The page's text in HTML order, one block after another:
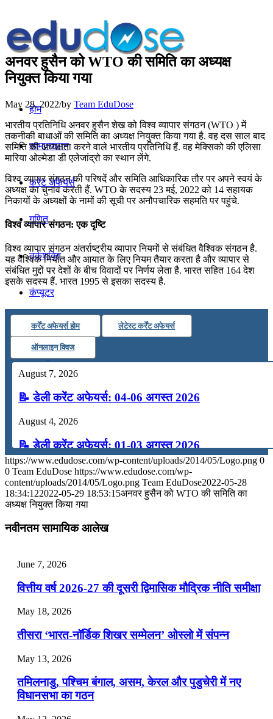
होम
सामान्यज्ञान
करेंट अफेयर्स
गणित
तर्कशक्ति
कंप्यूटर
अंग्रेजी
मॉक टेस्ट
टुडेज जीके
Menu Menu
अनवर हुसैन को WTO की समिति का अध्यक्ष
नियुक्त किया गया
May 28, 2022/by Team EduDose
भारतीय प्रतिनिधि अनवर हुसैन शेख को विश्व व्यापार संगठन (WTO ) में
तकनीकी बाधाओं की समिति का अध्यक्ष नियुक्त किया गया है. वह दस साल बाद
समिति की अध्यक्षता करने वाले भारतीय प्रतिनिधि हैं. वह मेक्सिको की एलिसा
मारिया ओल्मेडा डी एलेजांद्रो का स्थान लेंगे.
विश्व व्यापार संगठन की परिषदें और समिति आधिकारिक तौर पर अपने स्वयं के
अध्यक्ष का चुनाव करती हैं. WTO के सदस्य 23 मई, 2022 को 14 सहायक
निकायों के अध्यक्षों के नामों की सूची पर अनौपचारिक सहमति पर पहुंचे.
विश्व व्यापार संगठन: एक दृष्टि
विश्व व्यापार संगठन अंतर्राष्ट्रीय व्यापार नियमों से संबंधित वैश्विक संगठन है.
यह वैश्विक निर्यात और आयात के लिए नियम तैयार करता है और व्यापार से
संबंधित मुद्दों पर देशों के बीच विवादों पर निर्णय लेता है. भारत सहित 164 देश
इसके सदस्य हैं. भारत 1995 से इसका सदस्य है.
कर्रेंट अफेयर्स होम लेटेस्ट कर्रेंट अफेयर्स
ऑनलाइन क्विज
August 7, 2026
📝 डेली करेंट अफेयर्स: 04-06 अगस्त 2026
August 4, 2026
📝 डेली करेंट अफेयर्स: 01-03 अगस्त 2026
July 31, 2026
📝 डेली करेंट अफेयर्स: 28-31 जुलाई 2026
July 25, 2026
📝 डेली करेंट अफेयर्स: 22-24 जुलाई 2026
July 22, 2026
📝 डेली करेंट अफेयर्स: 19-21 जुलाई 2026
July 19, 2026
📝 डेली करेंट अफेयर्स: 16-18 जुलाई 2026
https://www.edudose.com/wp-content/uploads/2014/05/Logo.png 0
0 Team EduDose https://www.edudose.com/wp-
content/uploads/2014/05/Logo.png Team EduDose2022-05-28
18:34:122022-05-29 18:53:15अनवर हुसैन को WTO की समिति का
अध्यक्ष नियुक्त किया गया
नवीनतम सामायिक आलेख
June 7, 2026
वित्तीय वर्ष 2026-27 की दूसरी द्विमासिक मौद्रिक नीति समीक्षा
May 18, 2026
तीसरा ‘भारत-नॉर्डिक शिखर सम्मेलन’ ओस्लो में संपन्न
May 13, 2026
तमिलनाडु, पश्चिम बंगाल, असम, केरल और पुडुचेरी में नए
विधानसभा का गठन